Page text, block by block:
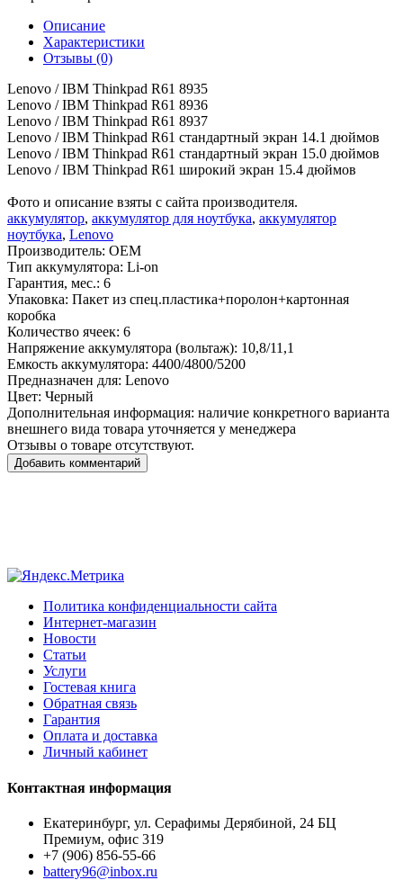
Описание
Характеристики
Отзывы (0)
Lenovo / IBM Thinkpad R61 8935
Lenovo / IBM Thinkpad R61 8936
Lenovo / IBM Thinkpad R61 8937
Lenovo / IBM Thinkpad R61 стандартный экран 14.1 дюймов
Lenovo / IBM Thinkpad R61 стандартный экран 15.0 дюймов
Lenovo / IBM Thinkpad R61 широкий экран 15.4 дюймов
Фото и описание взяты с сайта производителя.
аккумулятор, аккумулятор для ноутбука, аккумулятор
ноутбука, Lenovo
Производитель: OEM
Тип аккумулятора: Li-on
Гарантия, мес.: 6
Упаковка: Пакет из спец.пластика+поролон+картонная
коробка
Количество ячеек: 6
Напряжение аккумулятора (вольтаж): 10,8/11,1
Емкость аккумулятора: 4400/4800/5200
Предназначен для: Lenovo
Цвет: Черный
Дополнительная информация: наличие конкретного варианта
внешнего вида товара уточняется у менеджера
Отзывы о товаре отсутствуют.
Добавить комментарий
Политика конфиденциальности сайта
Интернет-магазин
Новости
Статьи
Услуги
Гостевая книга
Обратная связь
Гарантия
Оплата и доставка
Личный кабинет
Контактная информация
Екатеринбург, ул. Серафимы Дерябиной, 24 БЦ
Премиум, офис 319
+7 (906) 856-55-66
battery96@inbox.ru